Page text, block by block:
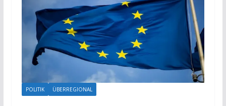
POLITIK ÜBERREGIONAL